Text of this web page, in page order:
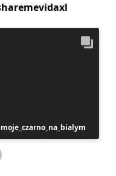
Postitus
avaldatud
moje_czarno_na_bialym